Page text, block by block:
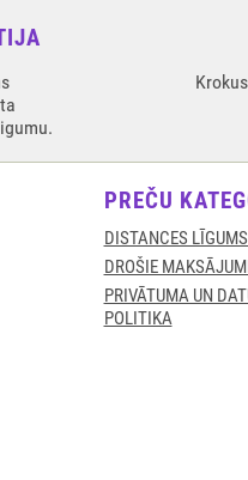
PREČU
DISTANCES
DROŠIE
PRIVĀTUMA UN
POLITIKA